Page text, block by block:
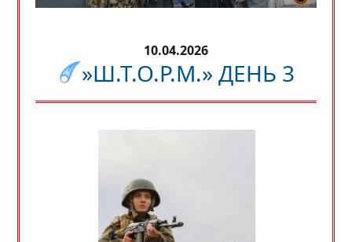
10.04.2026
»Ш.Т.О.Р.М.» ДЕНЬ 3